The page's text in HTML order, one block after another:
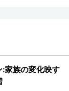
家族の変化映す